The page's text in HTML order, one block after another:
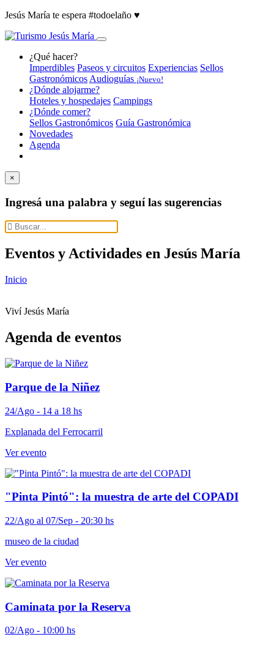
Jesús María te espera #todoelaño ♥️
¿Qué hacer?
Imperdibles Paseos y circuitos Experiencias Sellos
Gastronómicos Audioguías ¡Nuevo!
¿Dónde alojarme?
Hoteles y hospedajes Campings
¿Dónde comer?
Sellos Gastronómicos Guía Gastronómica
Novedades
Agenda
×
Ingresá una palabra y seguí las sugerencias
Eventos y Actividades en Jesús María
Inicio
Viví Jesús María
Agenda de eventos
Parque de la Niñez
24/Ago - 14 a 18 hs
Explanada del Ferrocarril
Ver evento
"Pinta Pintó": la muestra de arte del COPADI
22/Ago al 07/Sep - 20:30 hs
museo de la ciudad
Ver evento
Caminata por la Reserva
02/Ago - 10:00 hs